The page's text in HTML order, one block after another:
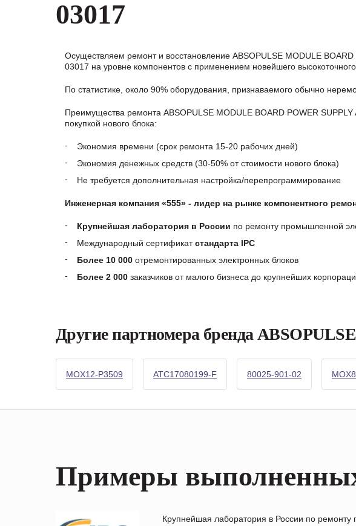
03017
Осуществляем ремонт и восстановление ABSOPULSE MODULE
03017 на уровне компонентов с применением новейшего
По статистике, около 90% оборудования, признаваемого обычно
Преимущества ремонта ABSOPULSE MODULE BOARD POWER
покупкой нового блока:
Экономия времени (срок ремонта 15-20 рабочих дней)
Экономия денежных средств (30-50% от стоимости нового блока)
Не требуется дополнительная настройка/перепрограммирование
Инженерная компания «555» - лидер на рынке компонентного
Крупнейшая лаборатория в России по ремонту промышленной
Международный сертификатстандарта IPC
Более 10 000 отремонтированных электронных блоков
Более 2 000 заказчиков от малого бизнеса до крупнейших
Другие партномера бренда ABSOPULSE
MOX12-P3509 ATC17080199-F 80025-901-02
Примеры
Крупнейшая лаборатория в России по